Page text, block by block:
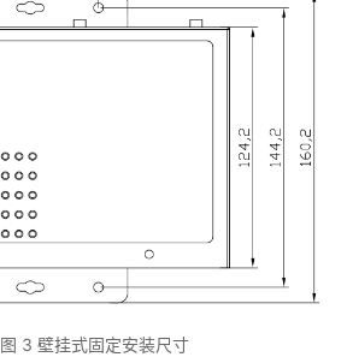
图 3 壁挂式固定安装尺寸